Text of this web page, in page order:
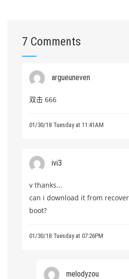
7 Comments
argueuneven
双击 666
01/30/18 Tuesday at 11:41AM
ivi3
v thanks...
can i download it from
boot?
01/30/18 Tuesday at 07:26PM
melodyzou